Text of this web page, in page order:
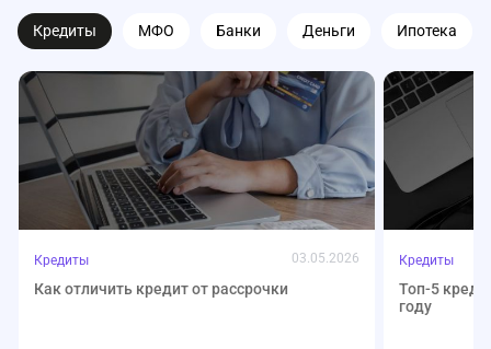
Кредиты МФО Банки Деньги Ипотека
Кредиты 03.05.2026
Как отличить кредит от рассрочки
Кредиты
Топ-5
году